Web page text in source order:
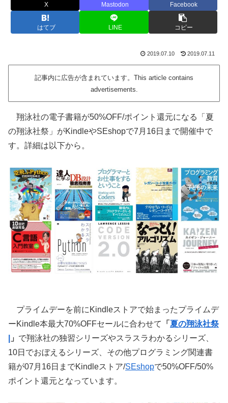
X Mastodon Facebook
はてブ LINE コピー
2019.07.10 2019.07.11
記事内に広告が含まれています。This article contains
advertisements.
翔泳社の電子書籍が50%OFF/ポイント還元になる「夏
の翔泳社祭」がKindleやSEshopで7月16日まで開催中で
す。詳細は以下から。
プライムデーを前にKindleストアで始まったプライムデ
ーKindle本最大70%OFFセールに合わせて
「 夏の翔泳社祭
」 で翔泳社の独習シリーズやスラスラわかるシリーズ、
10日でおぼえるシリーズ、その他プログラミング関連書
籍が07月16日までKindleストア/SEshopで50%OFF/50%
ポイント還元となっています。